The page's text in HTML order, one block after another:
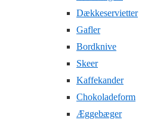
Dækkeservietter
Gafler
Bordknive
Skeer
Kaffekander
Chokoladeform
Æggebæger